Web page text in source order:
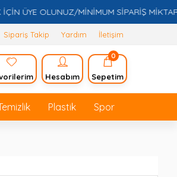
ÜYE OLUNUZ/MİNİMUM SİPARİŞ MİKTARI
Sipariş Takip Yardım İletişim
Hesabım
0
Sepetim
Plastik Spor